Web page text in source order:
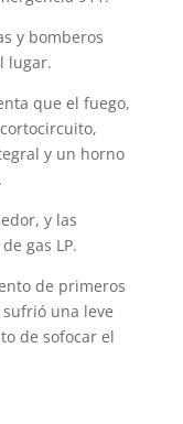
y bomberos
lugar.
que el fuego,
y un horno
y las
gas LP.
de primeros
una leve
de sofocar el